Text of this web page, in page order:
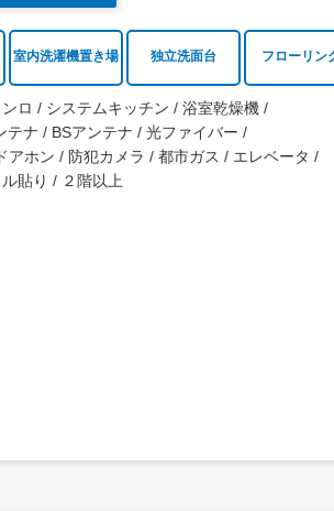
室内洗濯機置き場 独立洗面台 フローリン
ロ システムキッチン
浴室乾燥機
テナ BSアンテナ
光ファイバー
アホン 防犯カメラ 都市ガス
エレベータ
貼り ２階以上